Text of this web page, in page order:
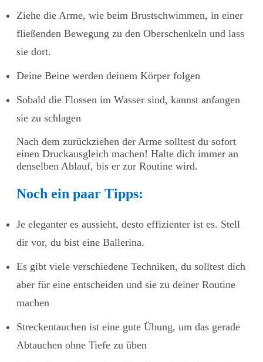
Ziehe die Arme, wie beim Brustschwimmen, in einer
fließenden Bewegung zu den Oberschenkeln und lass
sie dort.
Deine Beine werden deinem Körper folgen
Sobald die Flossen im Wasser sind, kannst anfangen
sie zu schlagen
Nach dem zurückziehen der Arme solltest du sofort
einen Druckausgleich machen! Halte dich immer an
denselben Ablauf, bis er zur Routine wird.
Noch ein paar Tipps:
Je eleganter es aussieht, desto effizienter ist es. Stell
dir vor, du bist eine Ballerina.
Es gibt viele verschiedene Techniken, du solltest dich
aber für eine entscheiden und sie zu deiner Routine
machen
Streckentauchen ist eine gute Übung, um das gerade
Abtauchen ohne Tiefe zu üben